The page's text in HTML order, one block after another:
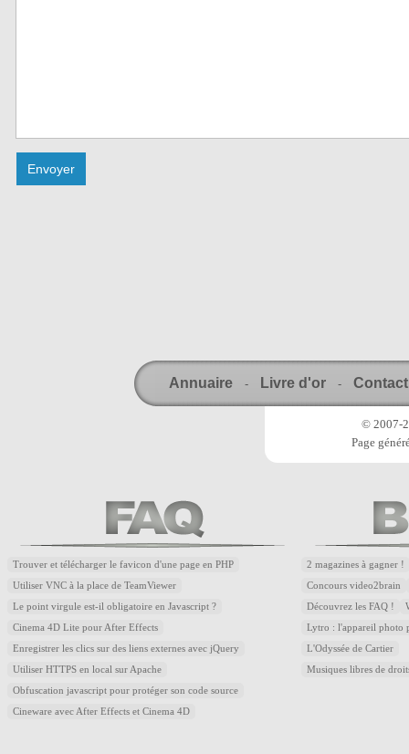
Annuaire - Livre d'or - Contact
© 2007-
Page
Trouver et télécharger le favicon d'une page en PHP
Utiliser VNC à la place de TeamViewer
Le point virgule est-il obligatoire en Javascript ?
Cinema 4D Lite pour After Effects
Enregistrer les clics sur des liens externes avec jQuery
Utiliser HTTPS en local sur Apache
Obfuscation javascript pour protéger son code source
Cineware avec After Effects et Cinema 4D
2 magazines à gagner !
Concours video2brain
Découvrez les FAQ !
Lytro : l'appareil photo
L'Odyssée de Cartier
Musiques libres de